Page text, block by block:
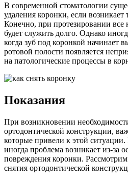
В современной стоматологии
удаления коронки, если возникает
Конечно, при протезировании все
будет служить долго. Однако
когда зуб под коронкой начинает
ротовой полости появляется
на патологические процессы в
Показания
При возникновении
ортодонтической конструкции,
которые привели к этой
иногда проблема возникает из-за
повреждения коронки.
снятия ортодонтической